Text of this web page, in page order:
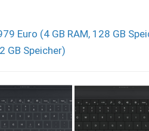
Euro (4 GB RAM, 128 GB
GB Speicher)